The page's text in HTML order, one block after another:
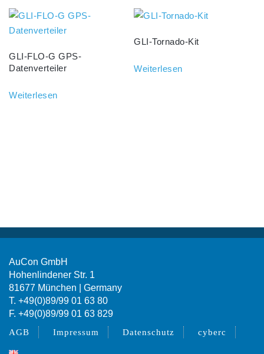
GLI-FLO-G GPS-
Datenverteiler
Weiterlesen
GLI-Tornado-Kit
Weiterlesen
AuCon GmbH
Hohenlindener Str. 1
81677 München | Germany
T. +49(0)89/99 01 63 80
F. +49(0)89/99 01 63 829
AGB Impressum Datenschutz cyberc